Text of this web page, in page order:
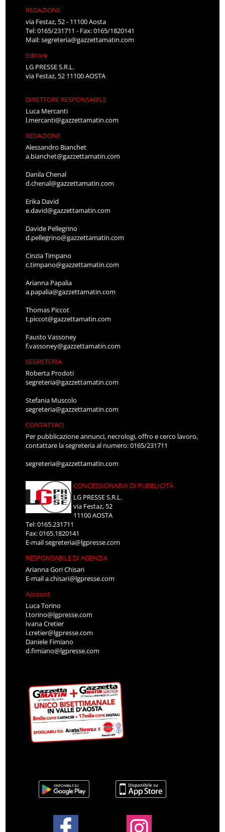
REDAZIONE
via Festaz, 52 - 11100 Aosta
Tel: 0165/231711 - Fax: 0165/1820141
Mail:segreteria@gazzettamatin.com
Editore
LG PRESSE S.R.L.
via Festaz, 52 11100 AOSTA
DIRETTORE RESPONSABILE
Luca Mercanti
l.mercanti@gazzettamatin.com
REDAZIONE
Alessandro Bianchet
a.bianchet@gazzettamatin.com
Danila Chenal
d.chenal@gazzettamatin.com
Erika David
e.david@gazzettamatin.com
Davide Pellegrino
d.pellegrino@gazzettamatin.com
Cinzia Timpano
c.timpano@gazzettamatin.com
Arianna Papalia
a.papalia@gazzettamatin.com
Thomas Piccot
t.piccot@gazzettamatin.com
Fausto Vassoney
f.vassoney@gazzettamatin.com
SEGRETERIA
Roberta Prodoti
segreteria@gazzettamatin.com
Stefania Muscolo
segreteria@gazzettamatin.com
CONTATTACI
Per pubblicazione annunci, necrologi, offro e cerco lavoro,
contattare la segreteria al numero: 0165/231711
segreteria@gazzettamatin.com
CONCESSIONARIA DI PUBBLICITÀ
LG PRESSE S.R.L.
via Festaz, 52
11100 AOSTA
Tel: 0165.231711
Fax: 0165.1820141
E-mailsegreteria@lgpresse.com
RESPONSABILE DI AGENZIA
Arianna Gori Chisari
E-maila.chisari@lgpresse.com
Account
Luca Torino
l.torino@lgpresse.com
Ivana Cretier
i.cretier@lgpresse.com
Daniele Fimiano
d.fimiano@lgpresse.com